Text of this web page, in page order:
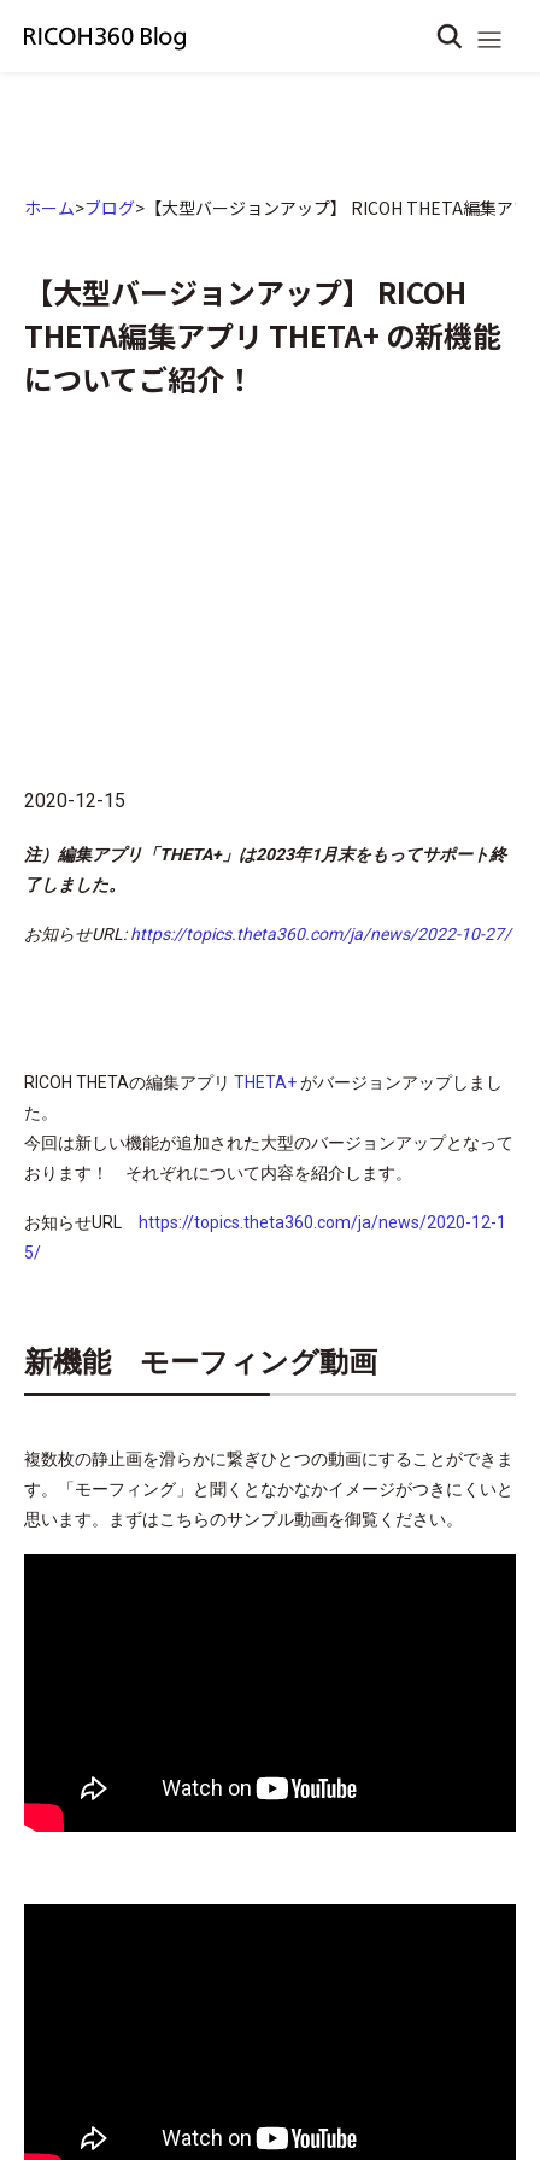
ホーム>ブログ> 【大型バージョンアップ】 RICOH THETA編集ア
【大型バージョンアップ】 RICOH
THETA編集アプリ THETA+ の新機能
についてご紹介！
2020-12-15
注）編集アプリ「THETA+」は2023年1月末をもってサポート終
了しました。
お知らせURL:https://topics.theta360.com/ja/news/2022-10-27/
RICOH THETAの編集アプリ THETA+がバージョンアップしまし
た。
今回は新しい機能が追加された大型のバージョンアップとなって
おります！ それぞれについて内容を紹介します。
お知らせURL https://topics.theta360.com/ja/news/2020-12-1
5/
新機能 モーフィング動画
複数枚の静止画を滑らかに繋ぎひとつの動画にすることができま
す。「モーフィング」と聞くとなかなかイメージがつきにくいと
思います。まずはこちらのサンプル動画を御覧ください。